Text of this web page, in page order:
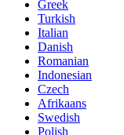
Greek
Turkish
Italian
Danish
Romanian
Indonesian
Czech
Afrikaans
Swedish
Polish